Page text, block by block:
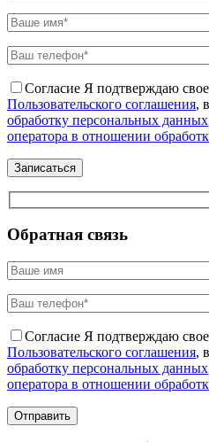
Согласие Я подтверждаю
Пользовательского соглашения,
обработку персональных данных
оператора в отношении
Обратная связь
Согласие Я подтверждаю
Пользовательского соглашения,
обработку персональных данных
оператора в отношении